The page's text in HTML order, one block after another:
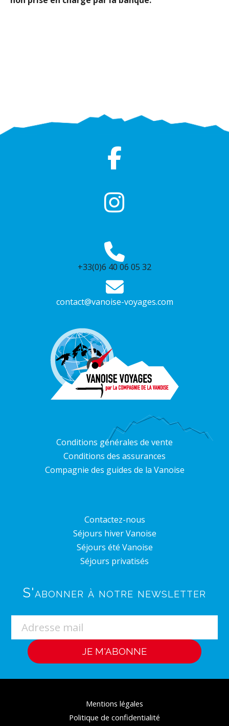
+33(0)6 40 06 05 32
contact@vanoise-voyages.com
Conditions générales de vente
Conditions des assurances
Compagnie des guides de la Vanoise
Contactez-nous
Séjours hiver Vanoise
Séjours été Vanoise
Séjours privatisés
S'abonner à notre newsletter
Mentions légales
Politique de confidentialité